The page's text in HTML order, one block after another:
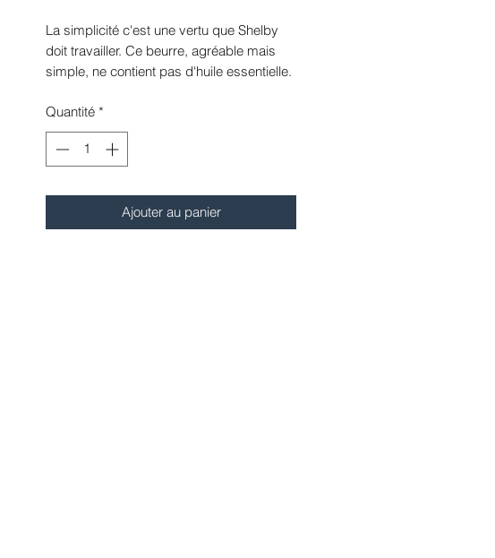
La simplicité c'est une vertu que Shelby
doit travailler. Ce beurre, agréable mais
simple, ne contient pas d'huile essentielle.
Format de 10g.
Ingrédients INCI: Argania spinosa
butter, Candelilla cera, Tocopherol.
Quantité *
Ajouter au panier